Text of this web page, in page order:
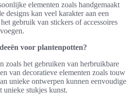
elementen zoals handgemaakt
designs kan veel karakter aan een
gebruik van stickers of accessoires
voor plantenpotten?
zoals het gebruiken van herbruikbare
van decoratieve elementen zoals touw
unieke ontwerpen kunnen eenvoudige
unieke stukjes kunst.